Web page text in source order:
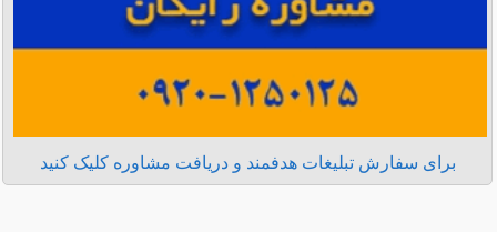
برای سفارش تبلیغات هدفمند و دریافت مشاوره کلیک کنید